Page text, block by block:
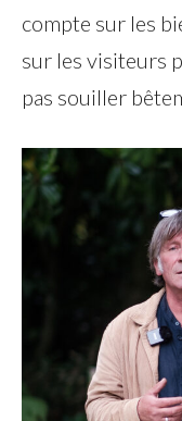
compte sur les
sur les visiteurs
pas souiller